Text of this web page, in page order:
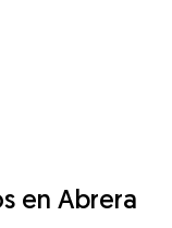
en Abrera